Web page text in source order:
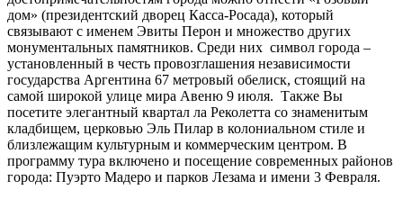
дом» (президентский дворец Касса-Росада), который
связывают с именем Эвиты Перон и множество других
монументальных памятников. Среди них символ города –
установленный в честь провозглашения независимости
государства Аргентина 67 метровый обелиск, стоящий на
самой широкой улице мира Авеню 9 июля. Также Вы
посетите элегантный квартал ла Реколетта со знаменитым
кладбищем, церковью Эль Пилар в колониальном стиле и
близлежащим культурным и коммерческим центром. В
программу тура включено и посещение современных районов
города: Пуэрто Мадеро и парков Лезама и имени 3 Февраля.